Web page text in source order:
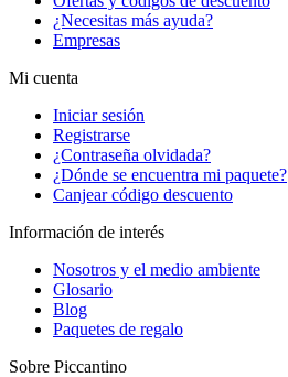
¿Necesitas más ayuda?
Empresas
Mi cuenta
Iniciar sesión
Registrarse
¿Contraseña olvidada?
¿Dónde se encuentra mi paquete?
Canjear código descuento
Información de interés
Nosotros y el medio ambiente
Glosario
Blog
Paquetes de regalo
Sobre Piccantino